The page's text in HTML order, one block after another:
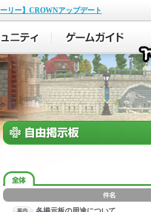
ーリー】CROWNアップデート